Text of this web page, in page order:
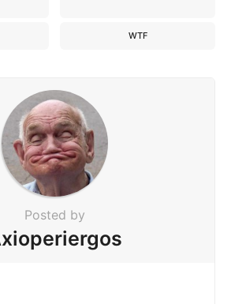
WTF
Posted by